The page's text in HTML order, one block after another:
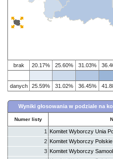
brak 20.17% 25.60% 31.03%
danych 25.59% 31.02% 36.45%
Wyniki głosowania w podziale na
Numer listy
1
Komitet Wyborczy Unia
2 Komitet Wyborczy
3 Komitet Wyborczy